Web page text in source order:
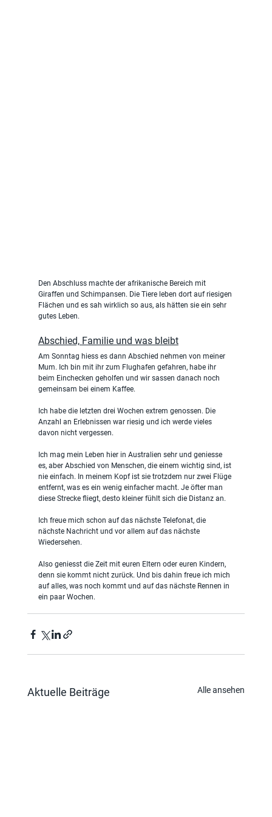
Den Abschluss machte der afrikanische Bereich mit
Giraffen und Schimpansen. Die Tiere leben dort auf riesigen
Flächen und es sah wirklich so aus, als hätten sie ein sehr
gutes Leben.
Abschied, Familie und was bleibt
Am Sonntag hiess es dann Abschied nehmen von meiner
Mum. Ich bin mit ihr zum Flughafen gefahren, habe ihr
beim Einchecken geholfen und wir sassen danach noch
gemeinsam bei einem Kaffee.
Ich habe die letzten drei Wochen extrem genossen. Die
Anzahl an Erlebnissen war riesig und ich werde vieles
davon nicht vergessen.
Ich mag mein Leben hier in Australien sehr und geniesse
es, aber Abschied von Menschen, die einem wichtig sind, ist
nie einfach. In meinem Kopf ist sie trotzdem nur zwei Flüge
entfernt, was es ein wenig einfacher macht. Je öfter man
diese Strecke fliegt, desto kleiner fühlt sich die Distanz an.
Ich freue mich schon auf das nächste Telefonat, die
nächste Nachricht und vor allem auf das nächste
Wiedersehen.
Also geniesst die Zeit mit euren Eltern oder euren Kindern,
denn sie kommt nicht zurück. Und bis dahin freue ich mich
auf alles, was noch kommt und auf das nächste Rennen in
ein paar Wochen.
Aktuelle Beiträge Alle ansehen